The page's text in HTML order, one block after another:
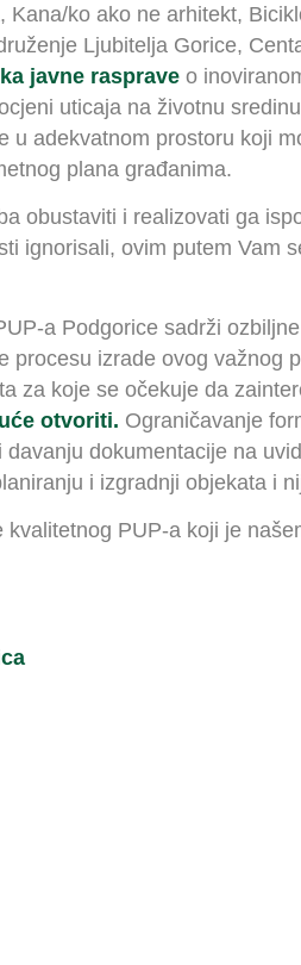
Kana/ko ako ne arhitekt,
Ljubitelja Gorice,
javne rasprave o
uticaja na životnu
u adekvatnom prostoru koji
plana građanima.
obustaviti i realizovati ga
ignorisali, ovim putem Vam
a Podgorice sadrži
procesu izrade ovog
za koje se očekuje da
otvoriti. Ograničavanje
dokumentacije na
i izgradnji objekata i
PUP-a koji je